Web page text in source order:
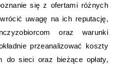
się z ofertami różnych
uwagę na ich reputację,
oraz warunki
przeanalizować koszty
do sieci oraz bieżące opłaty,